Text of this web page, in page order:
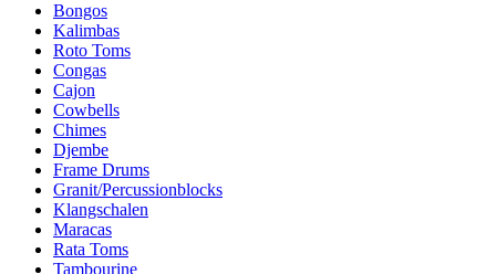
Bongos
Kalimbas
Roto Toms
Congas
Cajon
Cowbells
Chimes
Djembe
Frame Drums
Granit/Percussionblocks
Klangschalen
Maracas
Rata Toms
Tambourine